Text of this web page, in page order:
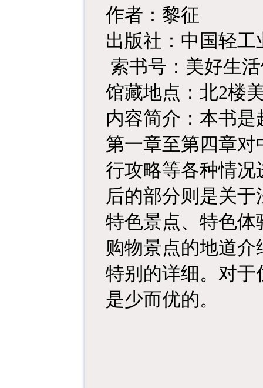
作者：黎征
出版社：中国轻工
索书号：美好生
馆藏地点：北2楼
内容简介：本书
第一章至第四章
行攻略等各种情
后的部分则是关
特色景点、特色
购物景点的地道
特别的详细。对
是少而优的。